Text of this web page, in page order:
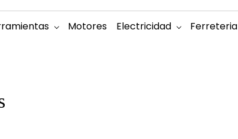
Motores Electricidad Ferreteria